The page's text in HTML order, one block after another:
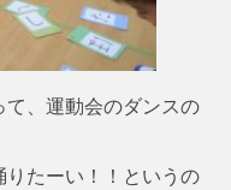
、運動会のダンスの
りたーい！！というの